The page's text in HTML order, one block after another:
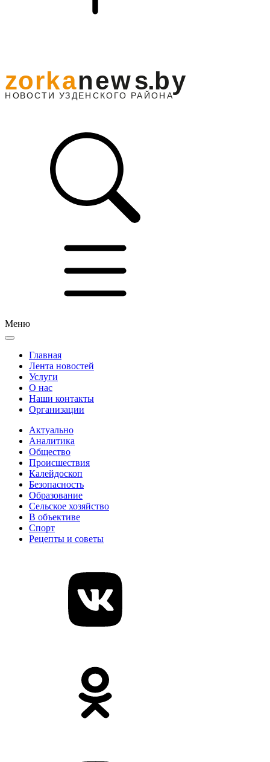
Меню
Главная
Лента новостей
Услуги
О нас
Наши контакты
Организации
Актуально
Аналитика
Общество
Происшествия
Калейдоскоп
Безопасность
Образование
Сельское хозяйство
В объективе
Спорт
Рецепты и советы